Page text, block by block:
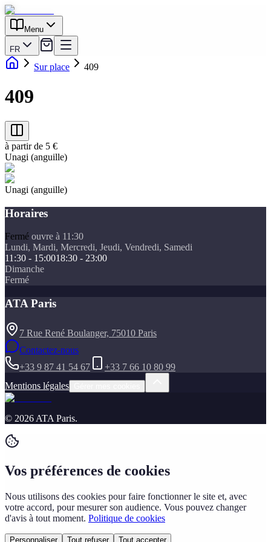
Menu
FR
Sur place 409
409
à partir de 5 €
Unagi (anguille)
Unagi (anguille)
Horaires
Fermé ouvre à 11:30
Lundi, Mardi, Mercredi, Jeudi, Vendredi, Samedi
11:30 - 15:0018:30 - 23:00
Dimanche
Fermé
ATA Paris
7 Rue René Boulanger, 75010 Paris
Contactez-nous
+33 9 87 41 54 67
+33 7 66 10 80 99
Mentions légales
© 2026 ATA Paris.
Vos préférences de cookies
Nous utilisons des cookies pour faire fonctionner le site et, avec
votre accord, pour mesurer son audience. Vous pouvez changer
d'avis à tout moment. Politique de cookies
Personnaliser Tout refuser Tout accepter